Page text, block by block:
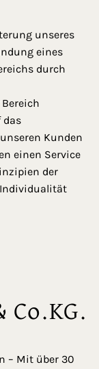
unseres
eines
durch
das
Kunden
einen Service
der
Co.KG.
– Mit über 30